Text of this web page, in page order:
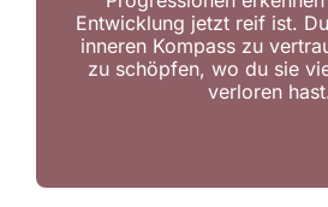
Entwicklung jetzt reif ist.
inneren Kompass zu
zu schöpfen, wo du sie
verloren